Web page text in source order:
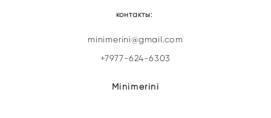
контакты:
minimerini@gmail.com
+7977-624-6303
Minimerini